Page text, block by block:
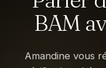
BAM
Amandine vous